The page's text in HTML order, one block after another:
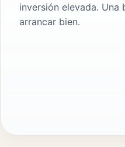
inversión elevada. Una
arrancar bien.